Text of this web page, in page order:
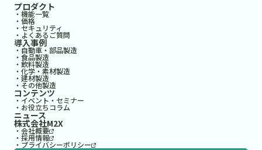
プロダクト
・機能一覧
・価格
・セキュリティ
・よくあるご質問
導入事例
・自動車・部品製造
・食品製造
・飲料製造
・化学・素材製造
・建材製造
・その他製造
コンテンツ
・イベント・セミナー
・お役立ちコラム
ニュース
株式会社M2X
・会社概要
・採用情報
・プライバシーポリシー